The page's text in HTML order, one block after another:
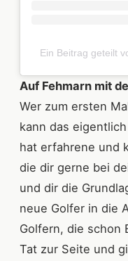
Ein Beitrag geteilt
Auf Fehmarn mit
Wer zum ersten
kann das
hat erfahrene und
die dir gerne bei
und dir die
neue Golfer in die
Golfern, die schon
Tat zur Seite und